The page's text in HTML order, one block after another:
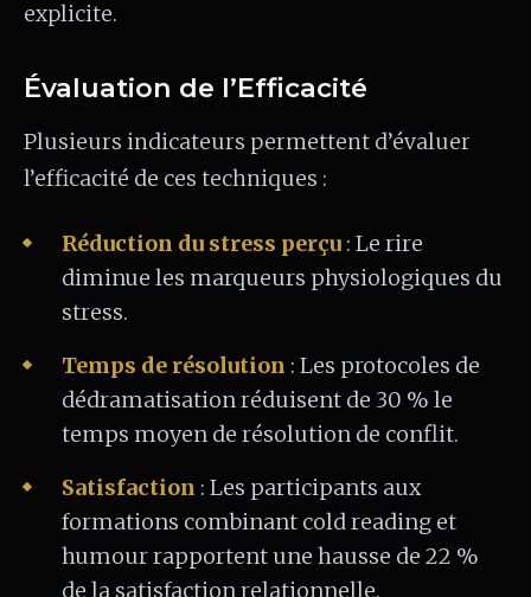
explicite.
Évaluation de l’Efficacité
Plusieurs indicateurs permettent d’évaluer
l’efficacité de ces techniques :
Réduction du stress perçu : Le rire
diminue les marqueurs physiologiques du
stress.
Temps de résolution : Les protocoles de
dédramatisation réduisent de 30 % le
temps moyen de résolution de conflit.
Satisfaction : Les participants aux
formations combinant cold reading et
humour rapportent une hausse de 22 %
de la satisfaction relationnelle.